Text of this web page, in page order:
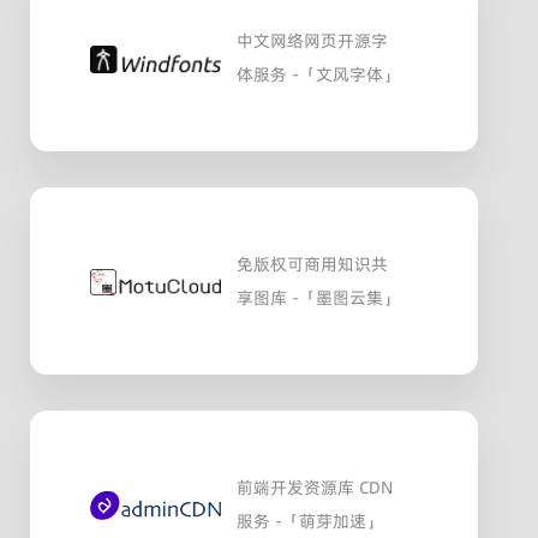
中文网络网页开源字
体服务 -「文风字体」
免版权可商用知识共
享图库 -「墨图云集」
前端开发资源库 CDN
服务 -「萌芽加速」